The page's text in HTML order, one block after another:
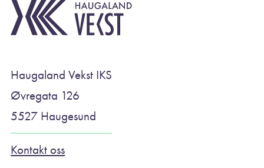
Haugaland Vekst IKS
Øvregata 126
5527 Haugesund
Kontakt oss